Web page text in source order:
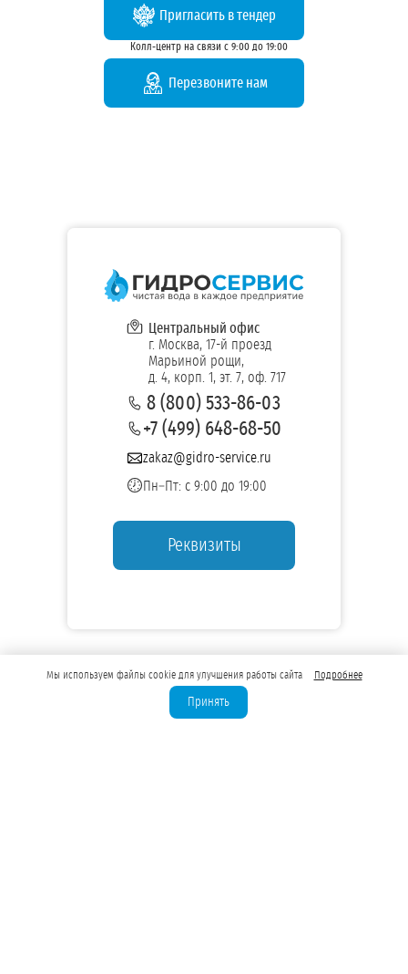
Пригласить в тендер
Колл-центр на связи с 9:00 до 19:00
Перезвоните нам
Центральный офис
г. Москва, 17-й проезд
Марьиной рощи,
д. 4, корп. 1, эт. 7, оф. 717
8 (800) 533-86-03
+7 (499) 648-68-50
zakaz@gidro-service.ru
Пн–Пт: с 9:00 до 19:00
Реквизиты
Мы используем файлы cookie для улучшения работы сайта Подробнее
Принять